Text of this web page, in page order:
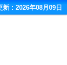
新：2026年08月09日